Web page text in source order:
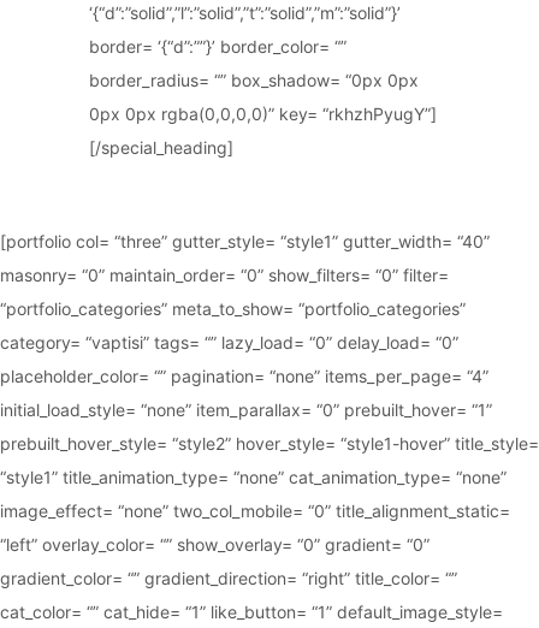
‘{“d”:”solid”,”l”:”solid”,”t”:”solid”,”m”:”solid”}’
border= ‘{“d”:””}’ border_color= “”
border_radius= “” box_shadow= “0px 0px
0px 0px rgba(0,0,0,0)” key= “rkhzhPyugY”]
[/special_heading]
[portfolio col= “three” gutter_style= “style1” gutter_width= “40”
masonry= “0” maintain_order= “0” show_filters= “0” filter=
“portfolio_categories” meta_to_show= “portfolio_categories”
category= “vaptisi” tags= “” lazy_load= “0” delay_load= “0”
placeholder_color= “” pagination= “none” items_per_page= “4”
initial_load_style= “none” item_parallax= “0” prebuilt_hover= “1”
prebuilt_hover_style= “style2” hover_style= “style1-hover” title_style=
“style1” title_animation_type= “none” cat_animation_type= “none”
image_effect= “none” two_col_mobile= “0” title_alignment_static=
“left” overlay_color= “” show_overlay= “0” gradient= “0”
gradient_color= “” gradient_direction= “right” title_color= “”
cat_color= “” cat_hide= “1” like_button= “1” default_image_style=